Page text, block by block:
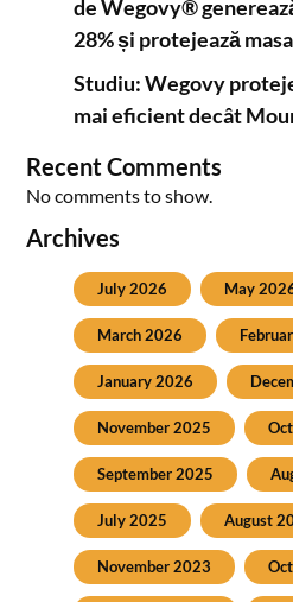
de Wegovy®
28% și protejează
Studiu: Wegovy
mai eficient decât
Recent Comments
No comments to show.
Archives
July 2026 May
March 2026
January 2026
November 2025
September 2025
July 2025 August
November 2023